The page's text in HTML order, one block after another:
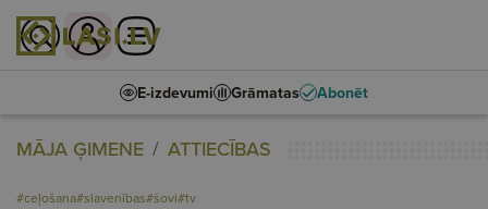
E-izdevumi Grāmatas Abonēt
MĀJA ĢIMENE ATTIECĪBAS
#ceļošana#slavenības#šovi#tv